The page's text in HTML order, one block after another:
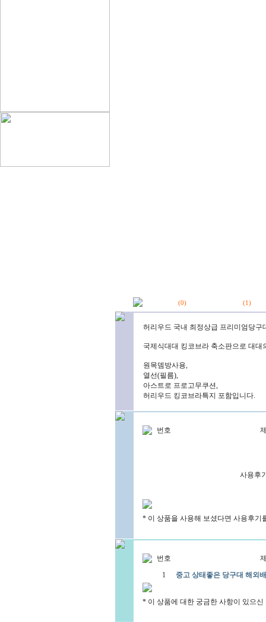
(0) (1 )
허리우드 국내 최정상급 프리미엄당구
국제식대대 킹코브라 축소판으로 대
원목뎀방사용,
열선(필름),
아스트로 프로고무쿠션,
허리우드 킹코브라특지 포함입니다.
번호
사용후
* 이 상품을 사용해 보셨다면 사용후기
번호
1
중고 상태좋은 당구대 해외
* 이 상품에 대한 궁금한 사항이 있으